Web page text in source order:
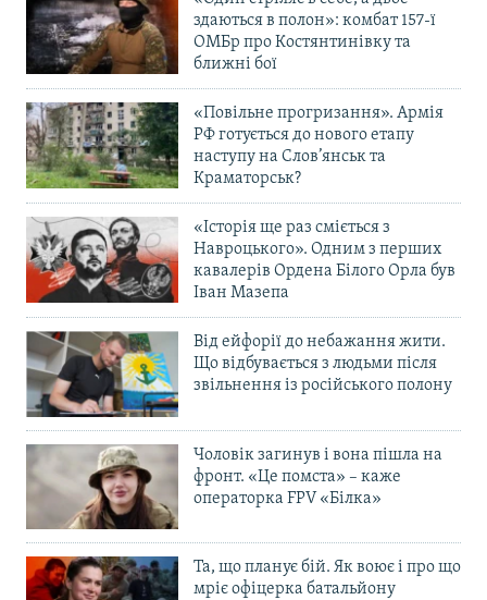
здаються в полон»: комбат 157-ї
ОМБр про Костянтинівку та
ближні бої
«Повільне прогризання». Армія
РФ готується до нового етапу
наступу на Слов’янськ та
Краматорськ?
«Історія ще раз сміється з
Навроцького». Одним з перших
кавалерів Ордена Білого Орла був
Іван Мазепа
Від ейфорії до небажання жити.
Що відбувається з людьми після
звільнення із російського полону
Чоловік загинув і вона пішла на
фронт. «Це помста» – каже
операторка FPV «Білка»
Та, що планує бій. Як воює і про що
мріє офіцерка батальйону